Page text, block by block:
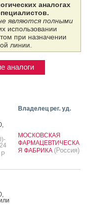
аналогах
являются полными
использовании
при назначении
линии.
аналоги
Владелец рег. уд.
Р
МОСКОВСКАЯ
ФАРМАЦЕВТИЧЕСКА
Я ФАБРИКА (Россия)